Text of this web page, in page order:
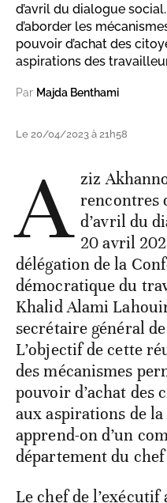
d’avril du dialogue
d’aborder les
pouvoir d’achat des
aspirations des
Par Majda Benthami
Le 20/04/2023 à 21h58
A ziz
rencontres
d’avril du
20 avril
délégation de la
démocratique du
Khalid Alami
secrétaire général
L’objectif de cette
des mécanismes
pouvoir d’achat des
aux aspirations de
apprend-on d’un
département du
Le chef de